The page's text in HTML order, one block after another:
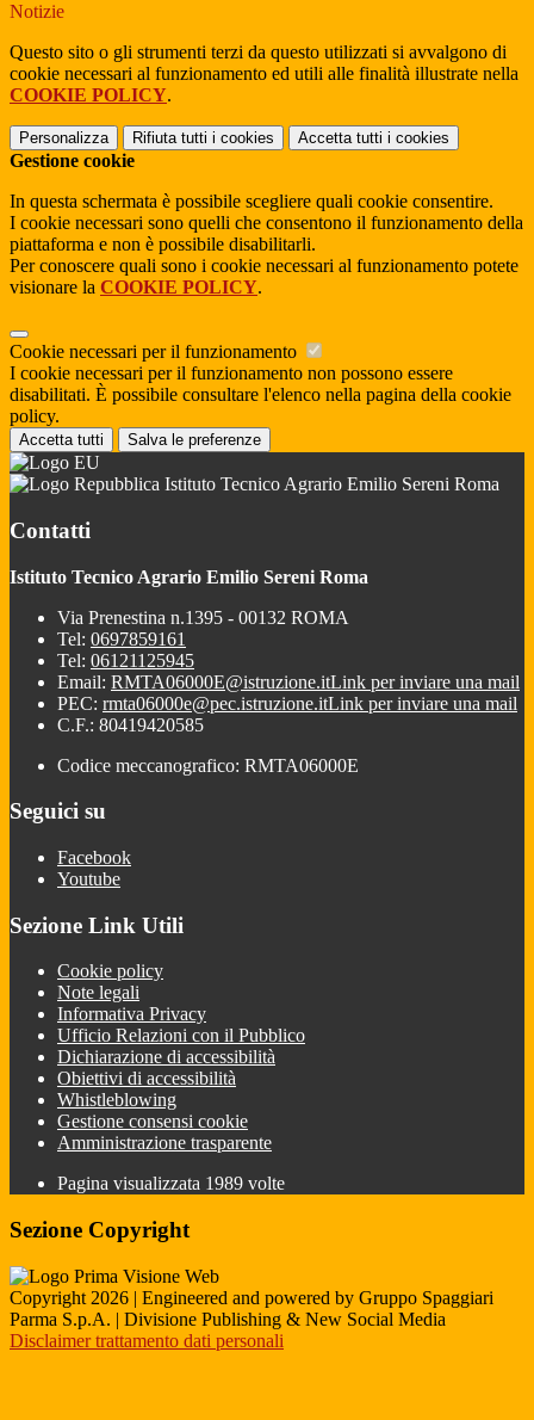
Notizie
Questo sito o gli strumenti terzi da questo utilizzati si avvalgono di
cookie necessari al funzionamento ed utili alle finalità illustrate nella
COOKIE POLICY.
Personalizza Rifiuta tutti i cookies Accetta tutti i cookies
Gestione cookie
In questa schermata è possibile scegliere quali cookie consentire.
I cookie necessari sono quelli che consentono il funzionamento della
piattaforma e non è possibile disabilitarli.
Per conoscere quali sono i cookie necessari al funzionamento potete
visionare la COOKIE POLICY.
Cookie necessari per il funzionamento
I cookie necessari per il funzionamento non possono essere
disabilitati. È possibile consultare l'elenco nella pagina della cookie
policy.
Accetta tutti Salva le preferenze
Istituto Tecnico Agrario Emilio Sereni Roma
Contatti
Istituto Tecnico Agrario Emilio Sereni Roma
Via Prenestina n.1395 - 00132 ROMA
Tel: 0697859161
Tel: 06121125945
Email: RMTA06000E@istruzione.itLink per inviare una mail
PEC: rmta06000e@pec.istruzione.itLink per inviare una mail
C.F.: 80419420585
Codice meccanografico: RMTA06000E
Seguici su
Facebook
Youtube
Sezione Link Utili
Cookie policy
Note legali
Informativa Privacy
Ufficio Relazioni con il Pubblico
Dichiarazione di accessibilità
Obiettivi di accessibilità
Whistleblowing
Gestione consensi cookie
Amministrazione trasparente
Pagina visualizzata 1989 volte
Sezione Copyright
Copyright 2026 | Engineered and powered by Gruppo Spaggiari
Parma S.p.A. | Divisione Publishing & New Social Media
Disclaimer trattamento dati personali